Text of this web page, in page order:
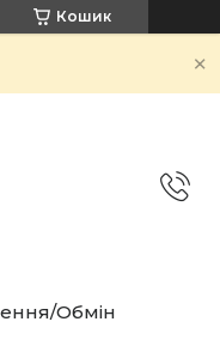
Кошик
Обмін